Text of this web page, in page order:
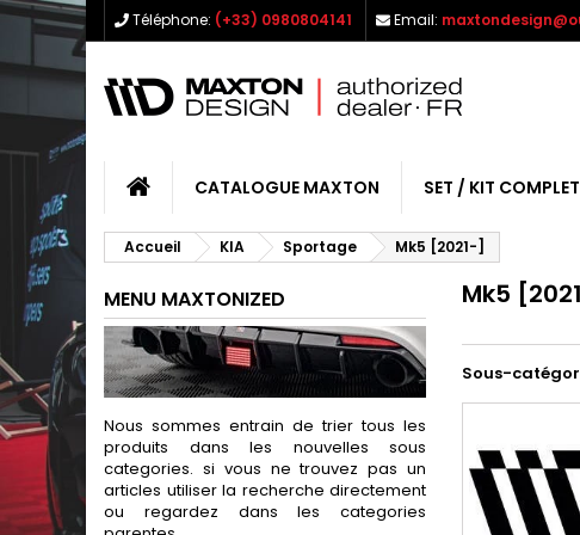
Téléphone: (+33) 0980804141 Email:
CATALOGUE MAXTON SET / KIT COMPLET
Accueil KIA Sportage Mk5 [2021-]
MENU MAXTONIZED
Nous sommes entrain de trier tous les
produits dans les nouvelles sous
categories. si vous ne trouvez pas un
articles utiliser la recherche directement
ou regardez dans les categories
Mk5
Sous-